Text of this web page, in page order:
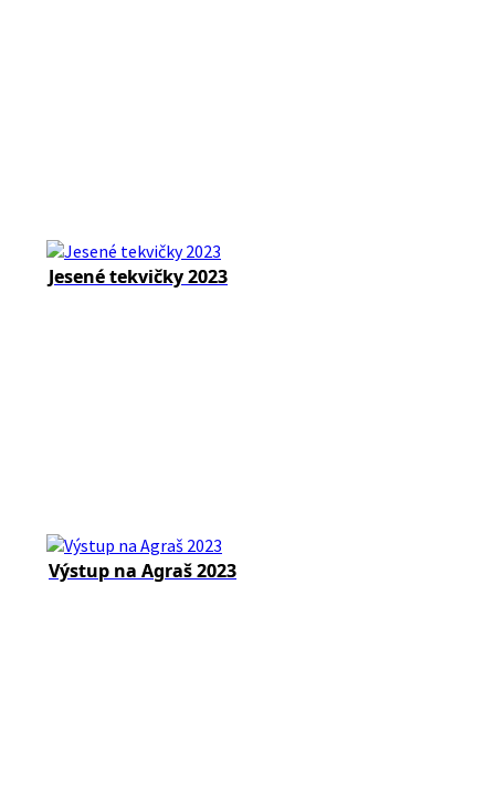
Jesené tekvičky 2023
Výstup na Agraš 2023